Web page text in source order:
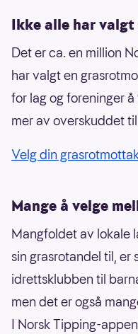
Ikke alle har
Det er ca. en million
har valgt en
for lag og foreninger
mer av overskuddet
Velg din
Mange å velge
Mangfoldet av lokale
sin grasrotandel til, er
idrettsklubben til
men det er også
I Norsk Tipping-